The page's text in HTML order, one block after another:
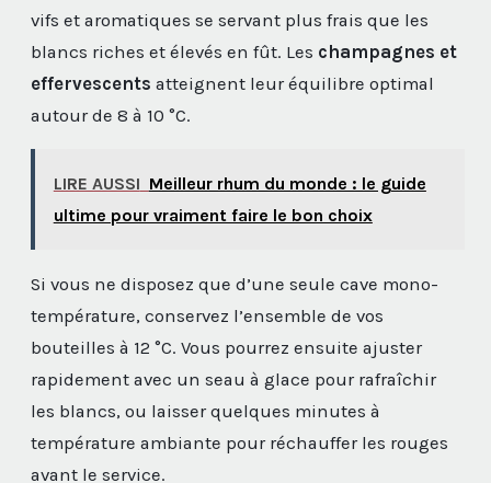
vifs et aromatiques se servant plus frais que les
blancs riches et élevés en fût. Les champagnes et
effervescents atteignent leur équilibre optimal
autour de 8 à 10 °C.
LIRE AUSSI Meilleur rhum du monde : le guide
ultime pour vraiment faire le bon choix
Si vous ne disposez que d’une seule cave mono-
température, conservez l’ensemble de vos
bouteilles à 12 °C. Vous pourrez ensuite ajuster
rapidement avec un seau à glace pour rafraîchir
les blancs, ou laisser quelques minutes à
température ambiante pour réchauffer les rouges
avant le service.